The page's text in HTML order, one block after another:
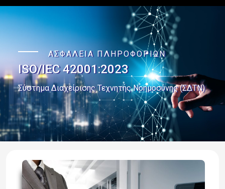
ΑΣΦΑΛΕΙΑ ΠΛΗΡΟΦΟΡΙΩΝ
ISO/IEC 42001:2023
Σύστημα Διαχείρισης Τεχνητής Νοημοσύνης (ΣΔΤΝ)